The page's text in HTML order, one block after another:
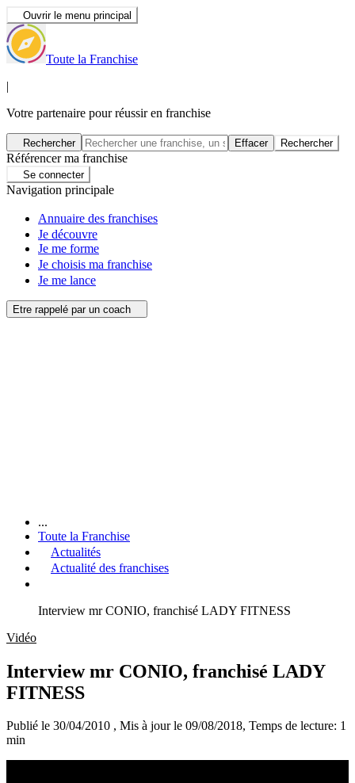
Ouvrir le menu principal
Toute la Franchise
|
Votre partenaire pour réussir en franchise
Rechercher Effacer Rechercher
Référencer ma franchise
Se connecter
Navigation principale
Annuaire des franchises
Je découvre
Je me forme
Je choisis ma franchise
Je me lance
Etre rappelé par un coach
...
Toute la Franchise
Actualités
Actualité des franchises
Interview mr CONIO, franchisé LADY FITNESS
Vidéo
Interview mr CONIO, franchisé LADY
FITNESS
Publié le 30/04/2010 , Mis à jour le 09/08/2018, Temps de lecture: 1
min